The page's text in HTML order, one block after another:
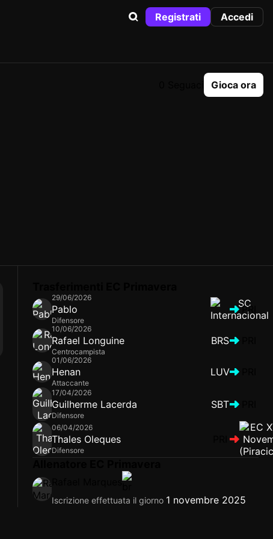
Registrati Accedi
Gioca ora
29/06/2026
Pablo
Difensore
PRI
10/06/2026
Rafael Longuine
Centrocampista
BRS
01/06/2026
Henan
Attaccante
LUV
17/04/2026
Guilherme Lacerda
Difensore
SBT
06/04/2026
Thales Oleques
Difensore
Iscrizione effettuata il giorno 1 novembre 2025